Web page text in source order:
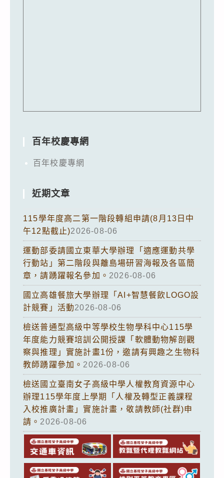
百年校慶專網
百年校慶專網
近期文章
115學年度高二第一階段轉組申請(8月13日中
午12點截止)2026-08-06
運動部委請國立東華大學辦理「適應運動共學
行動站」第二階段與離島場研習海報及各區簡
章，請踴躍報名參加。 2026-08-06
國立高雄餐旅大學辦理「AI+智慧餐飲LOGO設
計競賽」活動2026-08-06
檢送普通型高級中等學校生物學科中心115學
年度能力競賽培訓公開授課「軟體動物解剖觀
察與推理」實施計畫1份，邀請有興趣之生物科
教師踴躍參加。 2026-08-06
檢送國立臺南女子高級中學人權教育資源中心
辦理115學年度上學期「人權及轉型正義課程
入校推廣計畫」實施計畫，敬請教師(社群)申
請。 2026-08-06